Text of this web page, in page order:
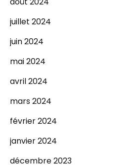
juillet 2024
juin 2024
mai 2024
avril 2024
mars 2024
février 2024
janvier 2024
décembre 2023